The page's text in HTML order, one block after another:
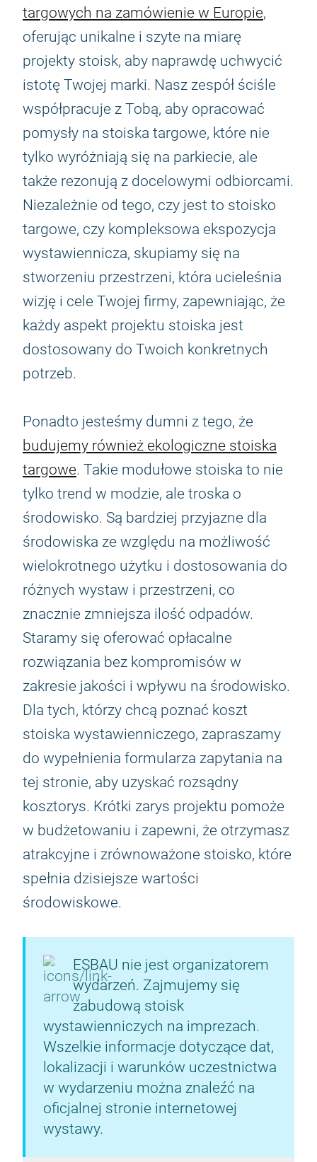
targowych na zamówienie w Europie,
oferując unikalne i szyte na miarę
projekty stoisk, aby naprawdę uchwycić
istotę Twojej marki. Nasz zespół ściśle
współpracuje z Tobą, aby opracować
pomysły na stoiska targowe, które nie
tylko wyróżniają się na parkiecie, ale
także rezonują z docelowymi odbiorcami.
Niezależnie od tego, czy jest to stoisko
targowe, czy kompleksowa ekspozycja
wystawiennicza, skupiamy się na
stworzeniu przestrzeni, która ucieleśnia
wizję i cele Twojej firmy, zapewniając, że
każdy aspekt projektu stoiska jest
dostosowany do Twoich konkretnych
potrzeb.
Ponadto jesteśmy dumni z tego, że
budujemy również ekologiczne stoiska
targowe. Takie modułowe stoiska to nie
tylko trend w modzie, ale troska o
środowisko. Są bardziej przyjazne dla
środowiska ze względu na możliwość
wielokrotnego użytku i dostosowania do
różnych wystaw i przestrzeni, co
znacznie zmniejsza ilość odpadów.
Staramy się oferować opłacalne
rozwiązania bez kompromisów w
zakresie jakości i wpływu na środowisko.
Dla tych, którzy chcą poznać koszt
stoiska wystawienniczego, zapraszamy
do wypełnienia formularza zapytania na
tej stronie, aby uzyskać rozsądny
kosztorys. Krótki zarys projektu pomoże
w budżetowaniu i zapewni, że otrzymasz
atrakcyjne i zrównoważone stoisko, które
spełnia dzisiejsze wartości
środowiskowe.
ESBAU nie jest organizatorem
wydarzeń. Zajmujemy się
zabudową stoisk
wystawienniczych na imprezach.
Wszelkie informacje dotyczące dat,
lokalizacji i warunków uczestnictwa
w wydarzeniu można znaleźć na
oficjalnej stronie internetowej
wystawy.